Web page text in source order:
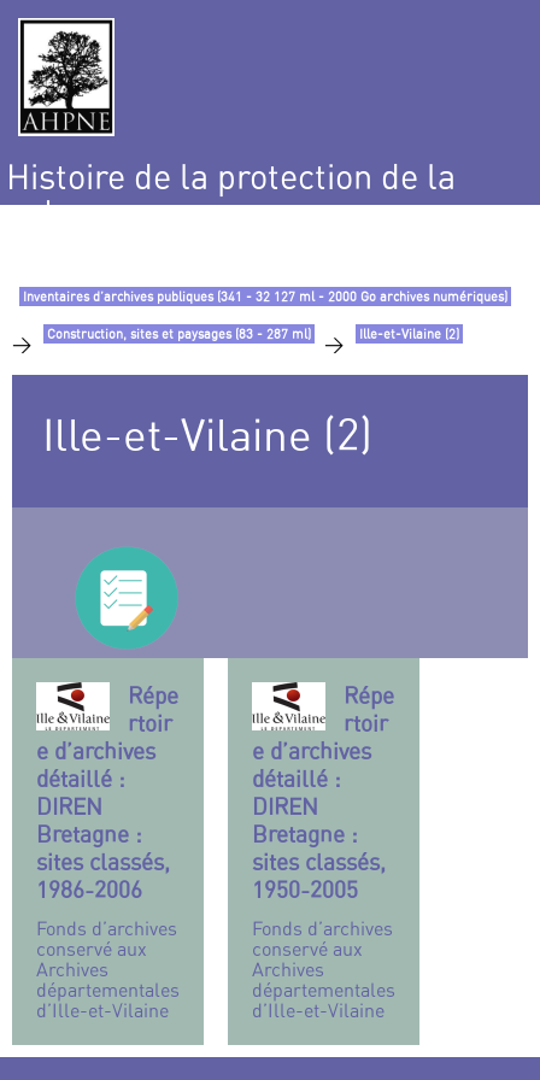
Histoire de la protection de la
nature
Inventaires d’archives publiques (341 - 32 127 ml - 2000 Go archives numériques)
> Construction, sites et paysages (83 - 287 ml) > Ille-et-Vilaine (2)
Ille-et-Vilaine (2)
Répe
rtoir
e d’archives
détaillé :
DIREN
Bretagne :
sites classés,
1986-2006
Fonds d’archives
conservé aux
Archives
départementales
d’Ille-et-Vilaine
Répe
rtoir
e d’archives
détaillé :
DIREN
Bretagne :
sites classés,
1950-2005
Fonds d’archives
conservé aux
Archives
départementales
d’Ille-et-Vilaine